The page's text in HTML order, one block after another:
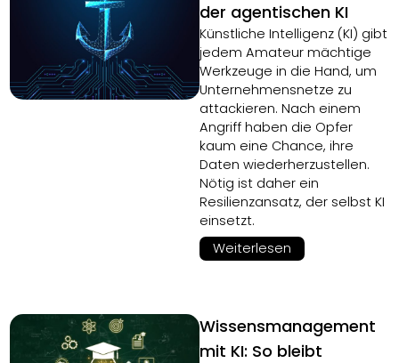
der agentischen KI
Künstliche Intelligenz (KI) gibt
jedem Amateur mächtige
Werkzeuge in die Hand, um
Unternehmensnetze zu
attackieren. Nach einem
Angriff haben die Opfer
kaum eine Chance, ihre
Daten wiederherzustellen.
Nötig ist daher ein
Resilienzansatz, der selbst KI
einsetzt.
Weiterlesen
Wissensmanagement
mit KI: So bleibt